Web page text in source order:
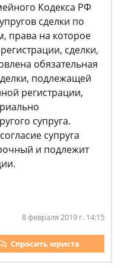
Кодекса РФ
сделки по
права на которое
сделки,
обязательная
подлежащей
регистрации,
супруга.
супруга
и подлежит
8 февраля 2019 г. 14:15
Спросить юриста